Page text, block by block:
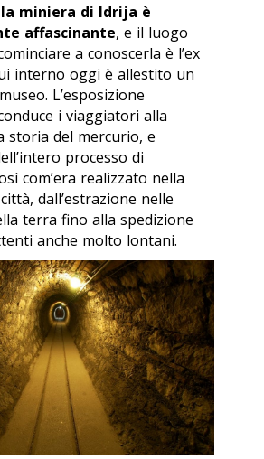
miniera di Idrija è
affascinante, e il luogo
a conoscerla è l’ex
interno oggi è allestito un
L’esposizione
i viaggiatori alla
storia del mercurio, e
processo di
com’era realizzato nella
dall’estrazione nelle
terra fino alla spedizione
anche molto lontani.